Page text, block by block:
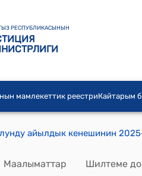
РЕСПУБЛИКАСЫНЫН
мамлекеттик реестриКайтарым
Маалыматтар Шилтеме